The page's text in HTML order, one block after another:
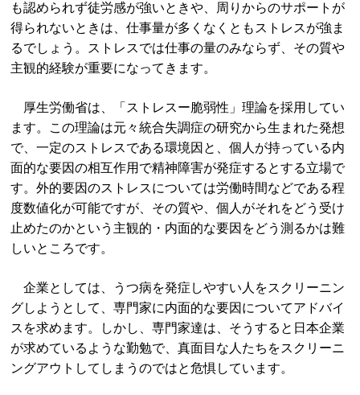
も認められず徒労感が強いときや、周りからのサポートが
得られないときは、仕事量が多くなくともストレスが強ま
るでしょう。ストレスでは仕事の量のみならず、その質や
主観的経験が重要になってきます。
厚生労働省は、「ストレスー脆弱性」理論を採用してい
ます。この理論は元々統合失調症の研究から生まれた発想
で、一定のストレスである環境因と、個人が持っている内
面的な要因の相互作用で精神障害が発症するとする立場で
す。外的要因のストレスについては労働時間などである程
度数値化が可能ですが、その質や、個人がそれをどう受け
止めたのかという主観的・内面的な要因をどう測るかは難
しいところです。
企業としては、うつ病を発症しやすい人をスクリーニン
グしようとして、専門家に内面的な要因についてアドバイ
スを求めます。しかし、専門家達は、そうすると日本企業
が求めているような勤勉で、真面目な人たちをスクリーニ
ングアウトしてしまうのではと危惧しています。